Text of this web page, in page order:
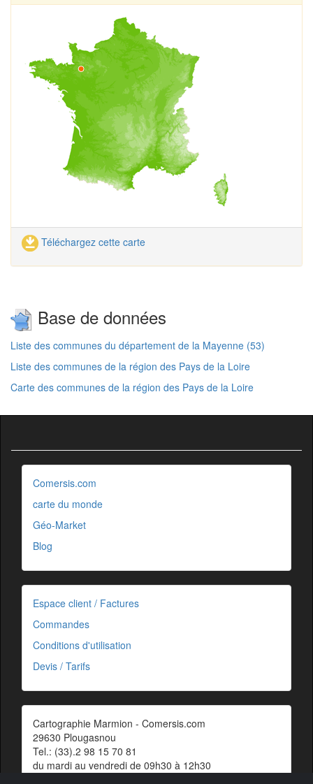
Téléchargez cette carte
Base de données
Liste des communes du département de la Mayenne (53)
Liste des communes de la région des Pays de la Loire
Carte des communes de la région des Pays de la Loire
Comersis.com
carte du monde
Géo-Market
Blog
Espace client / Factures
Commandes
Conditions d'utilisation
Devis / Tarifs
Cartographie Marmion - Comersis.com
29630 Plougasnou
Tel.: (33).2 98 15 70 81
du mardi au vendredi de 09h30 à 12h30